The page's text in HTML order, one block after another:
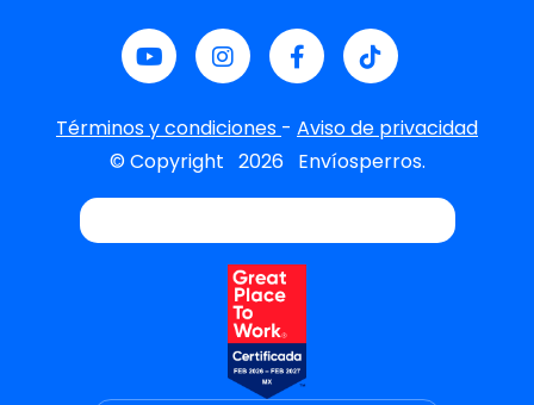
Términos y condiciones - Aviso de privacidad
© Copyright 2026 Envíosperros.